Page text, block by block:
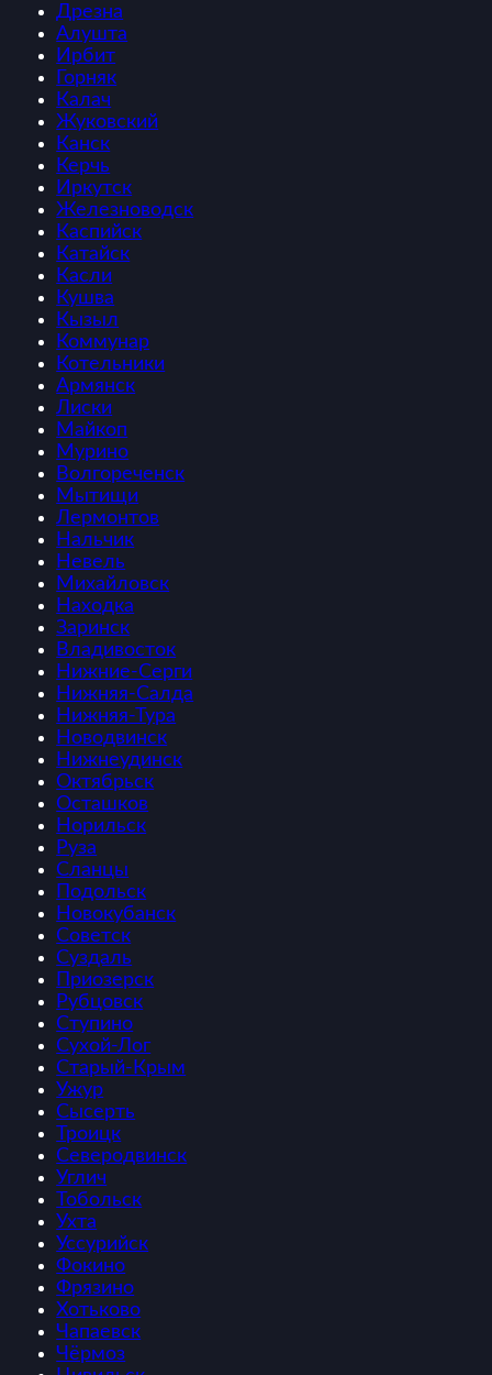
Дрезна
Алушта
Ирбит
Горняк
Калач
Жуковский
Канск
Керчь
Иркутск
Железноводск
Каспийск
Катайск
Касли
Кушва
Кызыл
Коммунар
Котельники
Армянск
Лиски
Майкоп
Мурино
Волгореченск
Мытищи
Лермонтов
Нальчик
Невель
Михайловск
Находка
Заринск
Владивосток
Нижние-Серги
Нижняя-Салда
Нижняя-Тура
Новодвинск
Нижнеудинск
Октябрьск
Осташков
Норильск
Руза
Сланцы
Подольск
Новокубанск
Советск
Суздаль
Приозерск
Рубцовск
Ступино
Сухой-Лог
Старый-Крым
Ужур
Сысерть
Троицк
Северодвинск
Углич
Тобольск
Ухта
Уссурийск
Фокино
Фрязино
Хотьково
Чапаевск
Чёрмоз